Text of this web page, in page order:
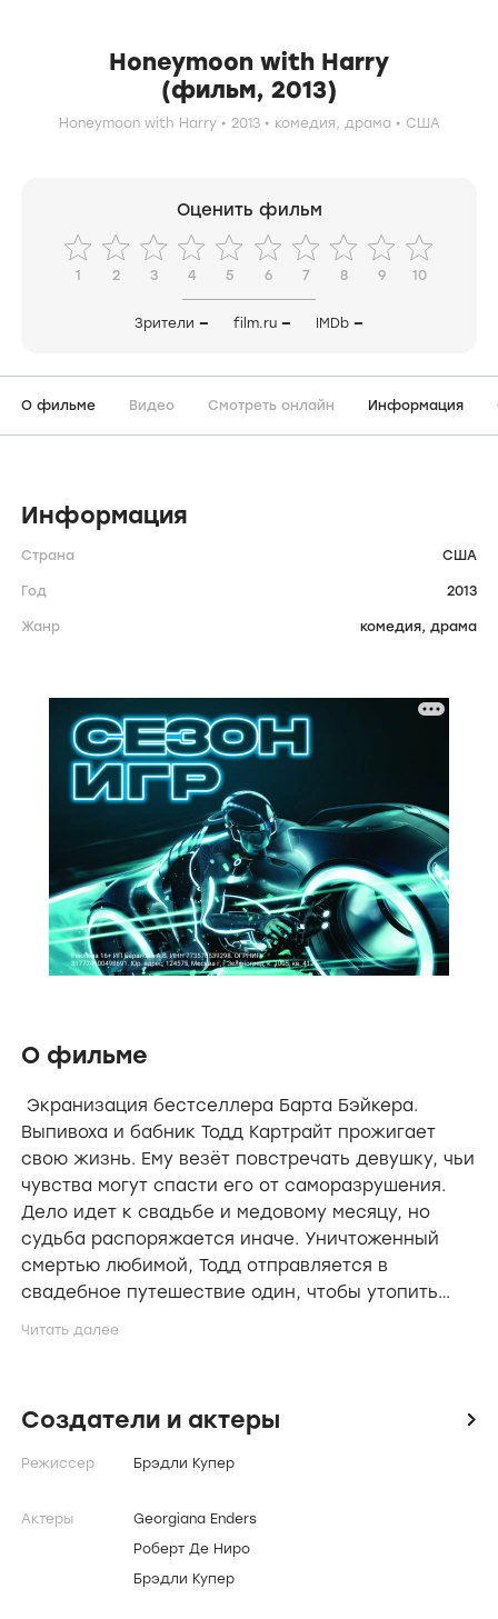
Honeymoon with Harry
(фильм, 2013)
Honeymoon with Harry 2013 комедия, драма США
Оценить фильм
1 2 3 4 5 6 7 8 9 10
Зрители — film.ru — IMDb —
О фильме Видео Смотреть онлайн Информация
Информация
Страна США
Год 2013
Жанр комедия, драма
О фильме
Экранизация бестселлера Барта Бэйкера.
Выпивоха и бабник Тодд Картрайт прожигает
свою жизнь. Ему везёт повстречать девушку, чьи
чувства могут спасти его от саморазрушения.
Дело идет к свадьбе и медовому месяцу, но
судьба распоряжается иначе. Уничтоженный
смертью любимой, Тодд отправляется в
свадебное путешествие один, чтобы утопить
Создатели и актеры icon
Режиссер Брэдли Купер
Актеры
Georgiana Enders
Роберт Де Ниро
Брэдли Купер